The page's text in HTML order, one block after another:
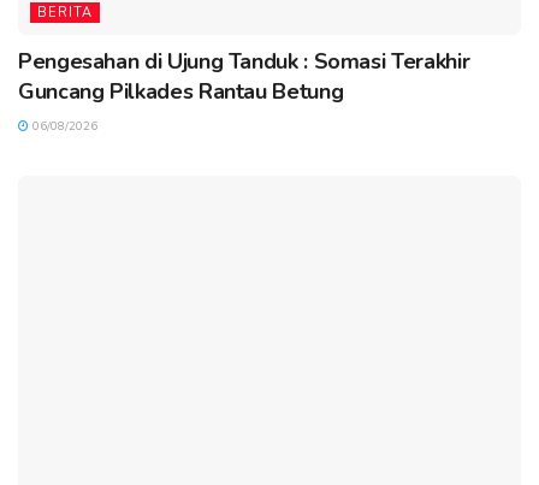
BERITA
Pengesahan di Ujung Tanduk : Somasi Terakhir
Guncang Pilkades Rantau Betung
06/08/2026